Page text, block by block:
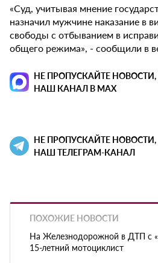
«Суд, учитывая мнение
назначил мужчине наказание в
свободы с отбыванием в
общего режима», - сообщили в
НЕ ПРОПУСКАЙТЕ
НАШ КАНАЛ В MAX
НЕ ПРОПУСКАЙТЕ
НАШ ТЕЛЕГРАМ-КАНАЛ
ПОХОЖИЕ НОВОСТИ
На Железнодорожной в ДТП с
15-летний мотоциклист